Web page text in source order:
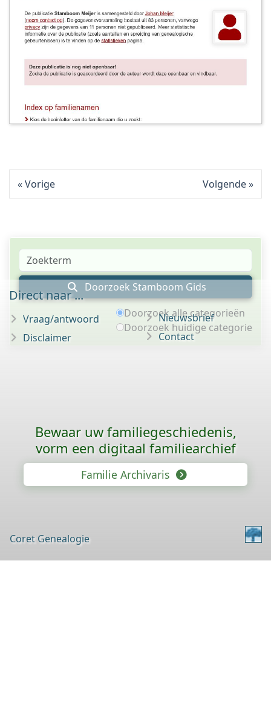
Vorige Volgende
Doorzoek Stamboom Gids
Doorzoek alle categorieën
Doorzoek huidige categorie
Direct naar ...
Vraag/antwoord
Disclaimer
Nieuwsbrief
Contact
Bewaar uw familie­geschiedenis,
vorm een digitaal familiearchief
Familie Archivaris
Coret Genealogie